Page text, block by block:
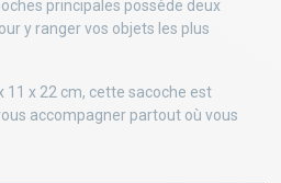
principales possède deux
y ranger vos objets les plus
11 x 22 cm, cette sacoche est
accompagner partout où vous